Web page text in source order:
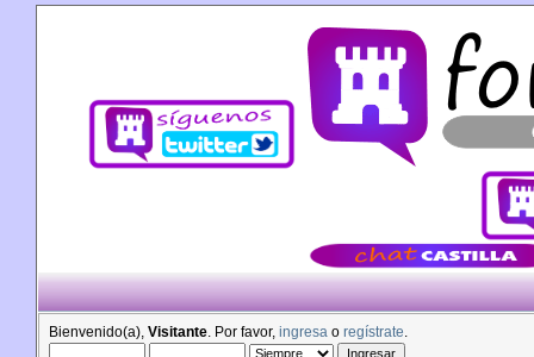
Bienvenido(a), Visitante . Por favor, ingresa o regístrate